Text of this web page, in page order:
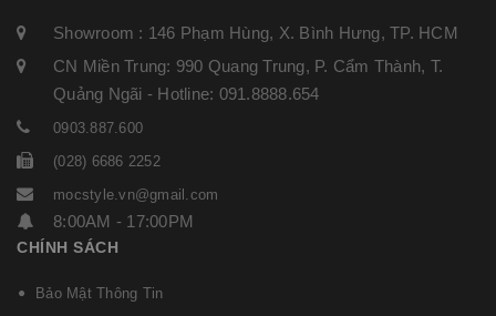
Showroom : 146 Phạm Hùng, X. Bình Hưng, TP. HCM
CN Miền Trung: 990 Quang Trung, P. Cẩm Thành, T.
Quảng Ngãi - Hotline: 091.8888.654
0903.887.600
(028) 6686 2252
mocstyle.vn@gmail.com
8:00AM - 17:00PM
CHÍNH SÁCH
Bảo Mật Thông Tin